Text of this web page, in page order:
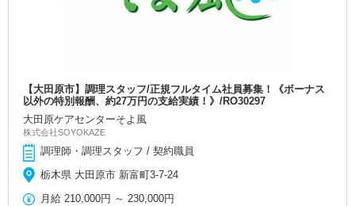
【大田原市】調理スタッフ/正規フルタイム社員募集！《ボーナス
以外の特別報酬、約27万円の支給実績！》/RO30297
大田原ケアセンターそよ風
株式会社SOYOKAZE
調理師・調理スタッフ / 契約職員
栃木県 大田原市 新富町3-7-24
月給 210,000円 ～230,000円